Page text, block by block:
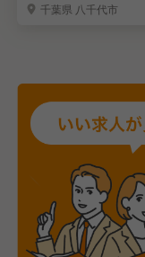
千葉県 八千代市